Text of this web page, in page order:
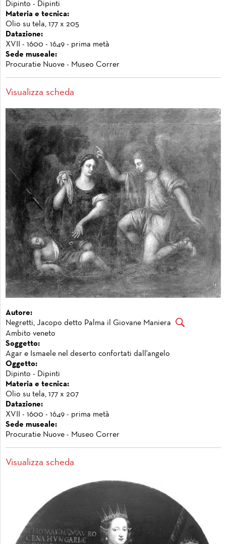
Dipinto - Dipinti
Materia e tecnica:
Olio su tela, 177 x 205
Datazione:
XVII - 1600 - 1649 - prima metà
Sede museale:
Procuratie Nuove - Museo Correr
Visualizza scheda
Autore:
Negretti, Jacopo detto Palma il Giovane Maniera
Ambito veneto
Soggetto:
Agar e Ismaele nel deserto confortati dall'angelo
Oggetto:
Dipinto - Dipinti
Materia e tecnica:
Olio su tela, 177 x 207
Datazione:
XVII - 1600 - 1649 - prima metà
Sede museale:
Procuratie Nuove - Museo Correr
Visualizza scheda